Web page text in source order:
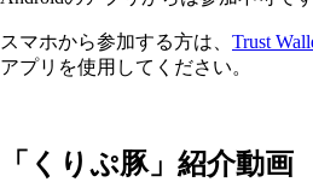
スマホから参加する方は、 Trust
アプリを使用してください。
「くりぷ豚」紹介動画